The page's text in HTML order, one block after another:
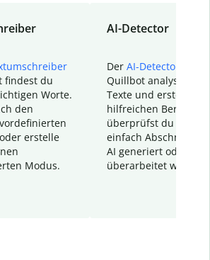
findest du
Worte.
den
erstelle
Modus.
AI-Detector
Der AI-Detector
Quillbot analysiert
Texte und erstellt
hilfreichen Bericht.
überprüfst du
einfach Abschnitte,
AI generiert oder
überarbeitet wurden.